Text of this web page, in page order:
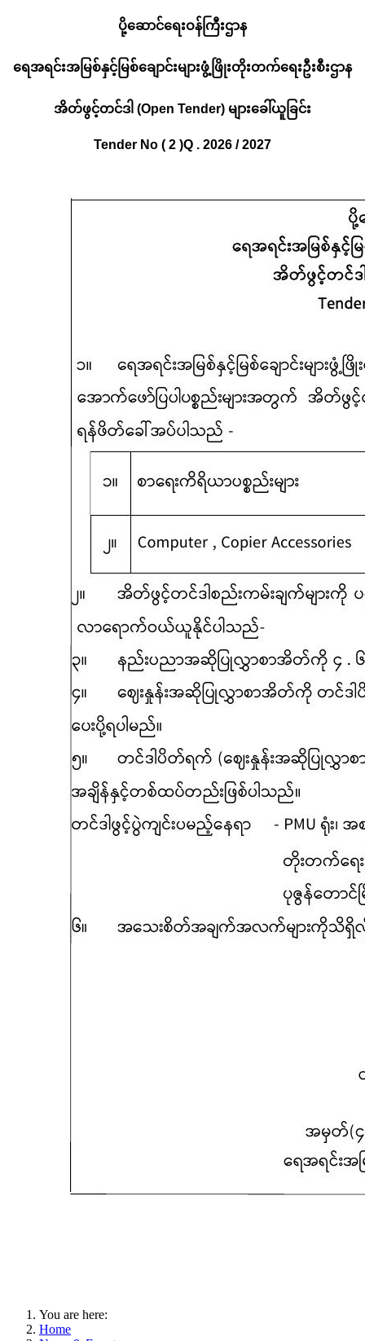
ပို့ဆောင်ရေးဝန်ကြီးဌာန
ရေအရင်းအမြစ်နှင့်မြစ်ချောင်းများဖွံ့ဖြိုးတိုးတက်ရေးဦးစီးဌာန
အိတ်ဖွင့်တင်ဒါ (Open Tender) များခေါ်ယူခြင်း
Tender No ( 2 )Q . 2026 / 2027
You are here:
Home